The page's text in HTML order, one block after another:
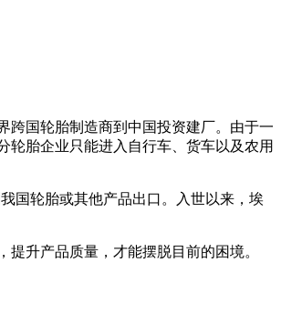
跨国轮胎制造商到中国投资建厂。由于一
轮胎企业只能进入自行车、货车以及农用
国轮胎或其他产品出口。入世以来，埃
升产品质量，才能摆脱目前的困境。